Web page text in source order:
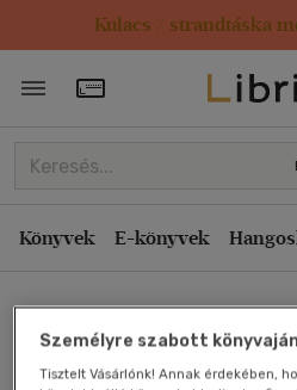
Kulacs / strandtáska
Törzsvásárlói Kártya
Könyvek E-könyvek
Falko Honnen
Rendezés
Kiadás éve szerint csökkenő
Ár szerint csökkenő
Eladott darabszám szerint
Eladott darabszám szerint
Személyre szabott
Tisztelt Vásárlónk! Annak érdekében,